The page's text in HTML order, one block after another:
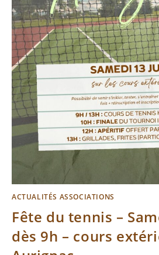
ACTUALITÉS ASSOCIATIONS
Fête du tennis –
dès 9h – cours